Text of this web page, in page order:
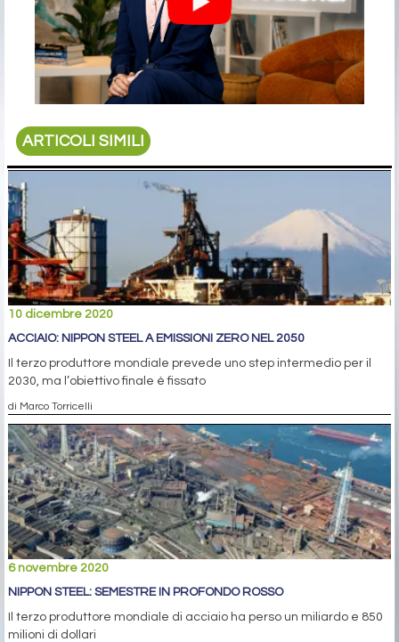
ARTICOLI SIMILI
10 dicembre 2020
ACCIAIO: NIPPON STEEL A EMISSIONI ZERO NEL 2050
Il terzo produttore mondiale prevede uno step intermedio per il
2030, ma l’obiettivo finale è fissato
di Marco Torricelli
6 novembre 2020
NIPPON STEEL: SEMESTRE IN PROFONDO ROSSO
Il terzo produttore mondiale di acciaio ha perso un miliardo e 850
milioni di dollari